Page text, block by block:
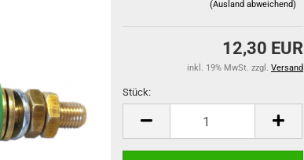
(Ausland abweichend)
12,30 EUR
inkl. 19% MwSt. zzgl. Versand
Stück:
Stück